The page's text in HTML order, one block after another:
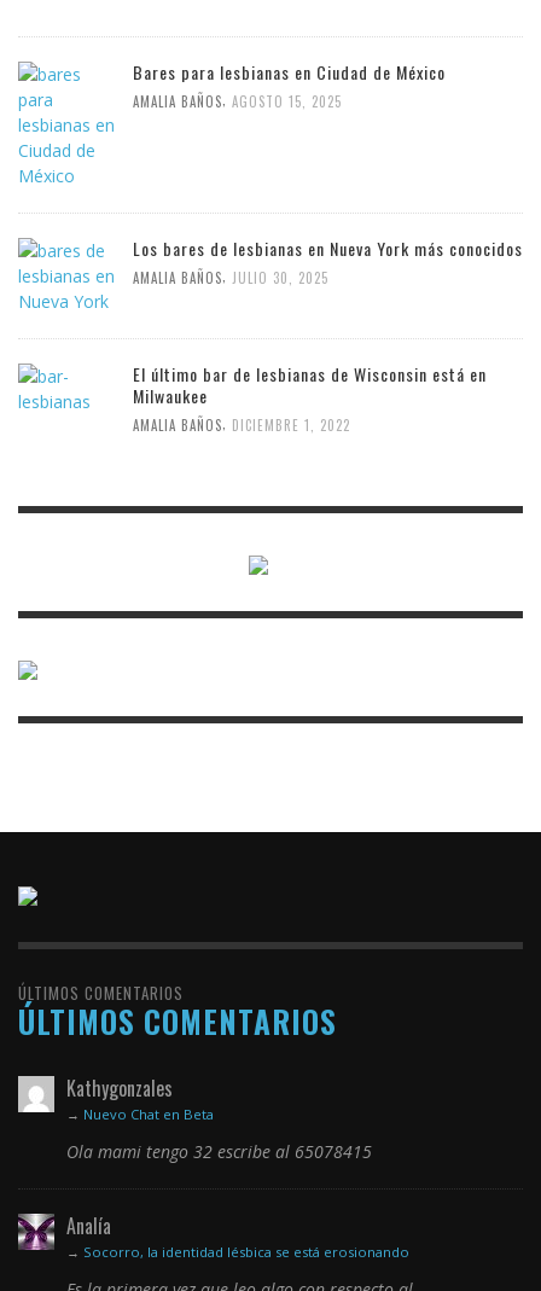
Bares para lesbianas en Ciudad de México
AMALIA BAÑOS AGOSTO 15, 2025
Los bares de lesbianas en Nueva York más conocidos
AMALIA BAÑOS JULIO 30, 2025
El último bar de lesbianas de Wisconsin está en
Milwaukee
AMALIA BAÑOS DICIEMBRE 1, 2022
ÚLTIMOS COMENTARIOS
ÚLTIMOS COMENTARIOS
Kathygonzales
→ Nuevo Chat en Beta
Ola mami tengo 32 escribe al 65078415
Analía
→ Socorro, la identidad lésbica se está erosionando